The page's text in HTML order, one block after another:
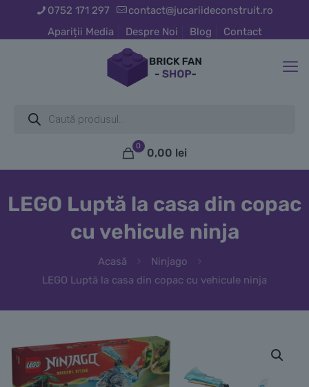
0752 171 297
contact@jucariideconstruit.ro
Apariții Media
Despre Noi Blog Contact
search
0
0,00 lei
LEGO Luptă la casa din copac
cu vehicule ninja
Acasă
Ninjago
LEGO Luptă la casa din copac cu vehicule ninja